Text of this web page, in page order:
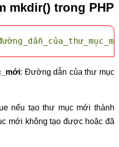
mkdir() trong PHP
: Đường dẫn của thư mục
nếu tạo thư mục mới thành
mới không tạo được hoặc đã